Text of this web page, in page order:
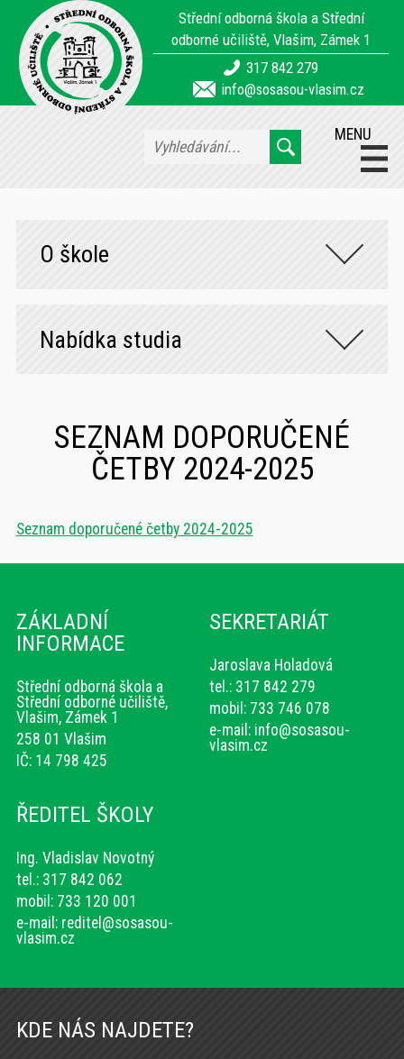
Střední odborná škola a Střední
odborné učiliště, Vlašim, Zámek 1
317 842 279
info@sosasou-vlasim.cz
MENU
O škole
Nabídka studia
SEZNAM DOPORUČENÉ
ČETBY 2024-2025
Seznam doporučené četby 2024-2025
ZÁKLADNÍ
INFORMACE
Střední odborná škola a
Střední odborné učiliště,
Vlašim, Zámek 1
258 01 Vlašim
IČ: 14 798 425
SEKRETARIÁT
Jaroslava Holadová
tel.: 317 842 279
mobil: 733 746 078
e-mail: info@sosasou-
vlasim.cz
ŘEDITEL ŠKOLY
Ing. Vladislav Novotný
tel.: 317 842 062
mobil: 733 120 001
e-mail: reditel@sosasou-
vlasim.cz
KDE NÁS NAJDETE?